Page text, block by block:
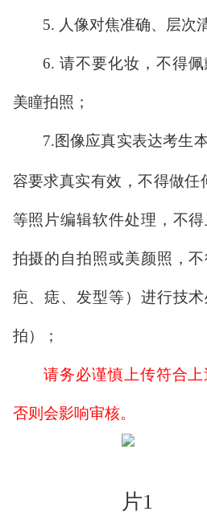
5. 人像对焦准确、层次
6. 请不要化妆，不得佩
美瞳拍照；
7.图像应真实表达考生
容要求真实有效，不得做任
等照片编辑软件处理，不
拍摄的自拍照或美颜照，
疤、痣、发型等）进行技
拍）；
请务必谨慎上传符合上
否则会影响审核。